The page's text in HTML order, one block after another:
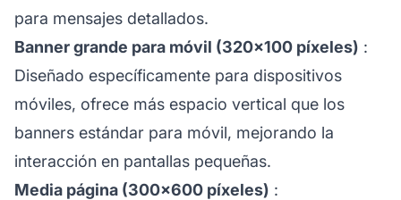
para mensajes detallados.
Banner grande para móvil (320×100 píxeles) :
Diseñado específicamente para dispositivos
móviles, ofrece más espacio vertical que los
banners estándar para móvil, mejorando la
interacción en pantallas pequeñas.
Media página (300×600 píxeles) :